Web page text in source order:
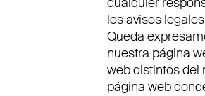
los avisos
Queda
nuestra página
web distintos del
página web